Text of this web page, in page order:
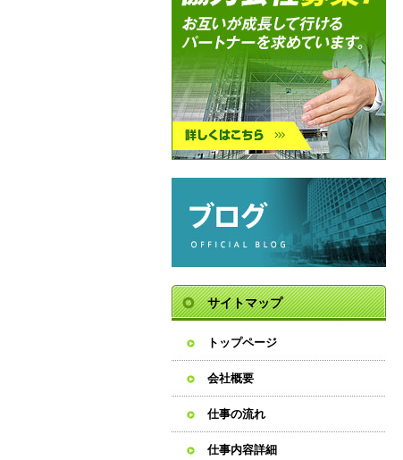
サイトマップ
トップページ
会社概要
仕事の流れ
仕事内容詳細